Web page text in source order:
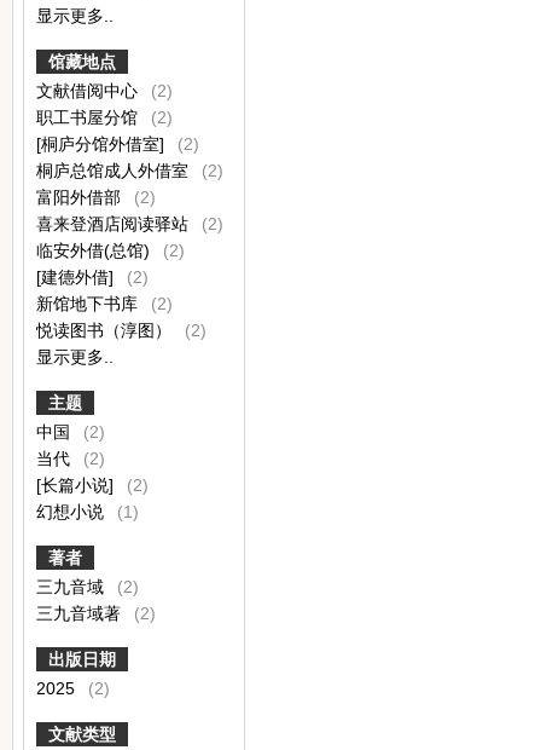
显示更多..
馆藏地点
文献借阅中心
(2)
职工书屋分馆
(2)
[桐庐分馆外借室]
(2)
桐庐总馆成人外借室
(2)
富阳外借部
(2)
喜来登酒店阅读驿站
(2)
临安外借(总馆)
(2)
[建德外借]
(2)
新馆地下书库
(2)
悦读图书（淳图）
(2)
显示更多..
主题
中国
(2)
当代
(2)
[长篇小说]
(2)
幻想小说
(1)
著者
三九音域
(2)
三九音域著
(2)
出版日期
2025
(2)
文献类型